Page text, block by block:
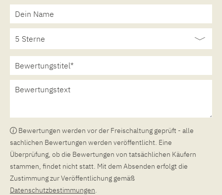
Bewertungen werden vor der Freischaltung geprüft - alle
sachlichen Bewertungen werden veröffentlicht. Eine
Überprüfung, ob die Bewertungen von tatsächlichen Käufern
stammen, findet nicht statt. Mit dem Absenden erfolgt die
Zustimmung zur Veröffentlichung gemäß
Datenschutzbestimmungen.